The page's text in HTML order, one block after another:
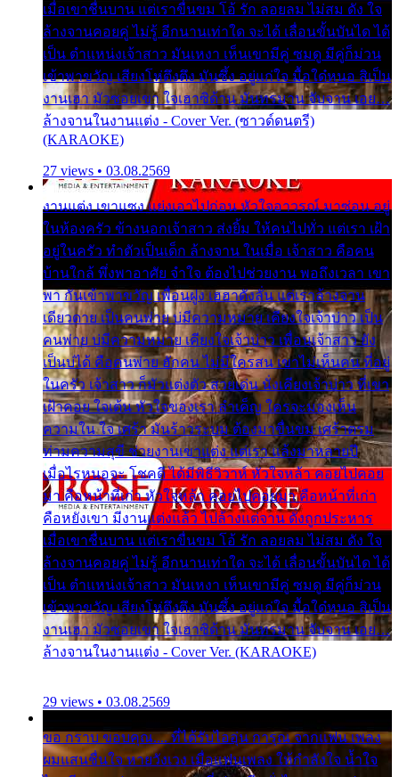
เมื่อเขาชื่นบาน แต่เราขื่นขม โอ้ รัก ลอยลม ไม่สม ดัง ใจ
ล้างจานคอยคู่ ไม่รู้ อีกนานเท่าใด จะได้ เลื่อนขั้นบันได ได้
เป็น ตำแหน่งเจ้าสาว มันเหงา เห็นเขามีคู่ ซมดู มีคู่ก็ม่วน
เข้าพาขวัญ เสียงโห่ตึงตึง มันซึ้ง อยู่แก่ใจ มื้อใด๋หนอ สิเป็น
งานเฮา มัวซอยเขา ใจเฮาซิด้าน มันทรมาน จับจาน เอย…
ล้างจานในงานแต่ง - Cover Ver. (ซาวด์ดนตรี)
(KARAOKE)
27 views • 03.08.2569
งานแต่ง เขาแซง แย่งเอาไปก่อน หัวใจอาวรณ์ มาซ่อน อยู่
ในห้องครัว ข้างนอกเจ้าสาว ส่งยิ้ม ให้คนไปทั่ว แต่เรา เฝ้า
อยู่ในครัว ทำตัวเป็นเด็ก ล้างจาน ในเมื่อ เจ้าสาว คือคน
บ้านใกล้ พึ่งพาอาศัย จำใจ ต้องไปช่วยงาน พอถึงเวลา เขา
พา กันเข้าพาขวัญ เพื่อนฝูง เฮฮาดังลั่น แต่เราล้างจาน
เดียวดาย เป็นคนพ่าย บ่มีความหมาย เคียงใจเจ้าบ่าว เป็น
คนพ่าย บ่มีความหมาย เคียงใจเจ้าบ่าว เพื่อนเจ้าสาว ยัง
เป็นบ่ได้ คือคนพ่าย ฮักคน ไม่มีใครสน เขาไม่เห็นคน ที่อยู่
ในครัว เจ้าสาว ก็มัวแต่งตัว สวยเด่น นั่งเคียงเจ้าบ่าว ที่เขา
เฝ้าคอย ใจเต้น หัวใจของเรา ลำเค็ญ ใครจะมองเห็น
ความใน ใจ เศร้า มันร้าวระบม ต้องมาขื่นขม เศร้าตรม
ท่ามความสุขี ช่วยงานเขาแต่ง แต่เรา แล้งมาหลายปี
เมื่อไรหนอจะ โชคดี ได้มีพิธีวิวาห์ หัวใจหล้า คอยไปคอย
มา คือหน้าที่เก่า หัวใจหล้า คอยไปคอยมา คือหน้าที่เก่า
คือหยังเขา มีงานแต่งแล้ว ไปล้างแต่จาน ดั่งถูกประหาร
เมื่อเขาชื่นบาน แต่เราขื่นขม โอ้ รัก ลอยลม ไม่สม ดัง ใจ
ล้างจานคอยคู่ ไม่รู้ อีกนานเท่าใด จะได้ เลื่อนขั้นบันได ได้
เป็น ตำแหน่งเจ้าสาว มันเหงา เห็นเขามีคู่ ซมดู มีคู่ก็ม่วน
เข้าพาขวัญ เสียงโห่ตึงตึง มันซึ้ง อยู่แก่ใจ มื้อใด๋หนอ สิเป็น
งานเฮา มัวซอยเขา ใจเฮาซิด้าน มันทรมาน จับจาน เอย…
ล้างจานในงานแต่ง - Cover Ver. (KARAOKE)
29 views • 03.08.2569
ขอ กราบ ขอบคุณ.... ที่ได้รับไออุ่น การุณ จากแฟน เพลง
ผมแสนชื่นใจ หายวังเวง เมื่อแฟนเพลง ให้กำลังใจ น้ำใจ